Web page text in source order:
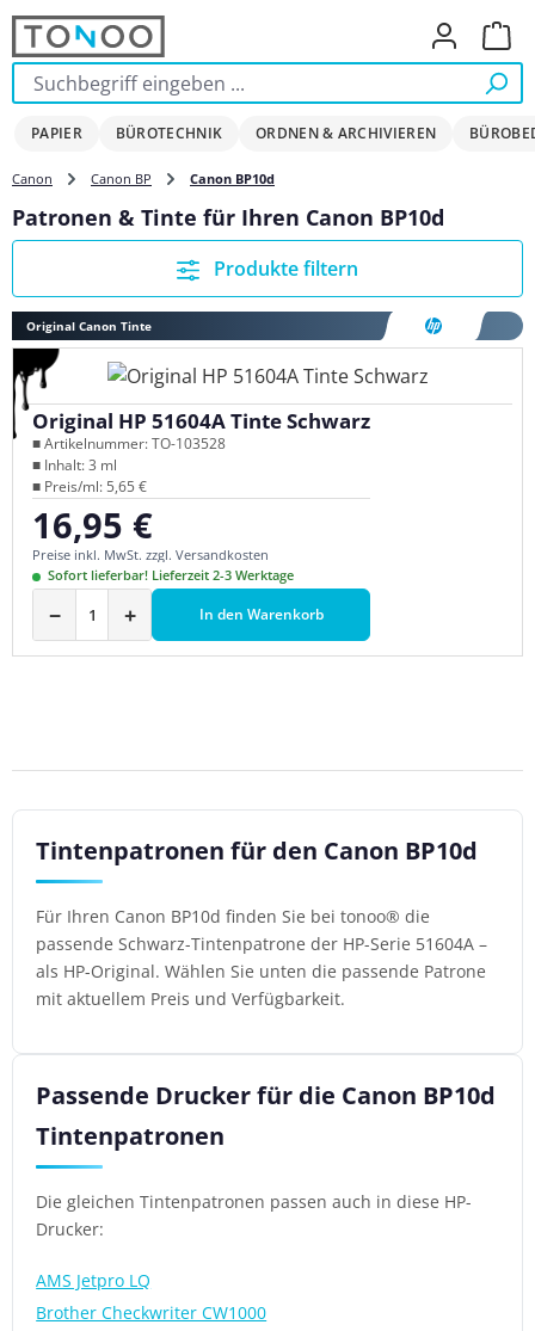
Zum Hauptinhalt springen
PAPIER BÜROTECHNIK ORDNEN & ARCHIVIEREN
Canon Canon BP Canon BP10d
Patronen & Tinte für Ihren Canon BP10d
Produkte filtern
Original Canon Tinte
Original HP 51604A Tinte Schwarz
■ Artikelnummer: TO-103528
■ Inhalt: 3 ml
■ Preis/ml: 5,65 €
Regulärer Preis:
16,95 €
Preise inkl. MwSt. zzgl. Versandkosten
Sofort lieferbar! Lieferzeit 2-3 Werktage
− + In den Warenkorb
Tintenpatronen für den Canon BP10d
Für Ihren Canon BP10d finden Sie bei tonoo® die
passende Schwarz-Tintenpatrone der HP-Serie 51604A –
als HP-Original. Wählen Sie unten die passende Patrone
mit aktuellem Preis und Verfügbarkeit.
Passende Drucker für die Canon BP10d
Tintenpatronen
Die gleichen Tintenpatronen passen auch in diese HP-
Drucker:
AMS Jetpro LQ
Brother Checkwriter CW1000